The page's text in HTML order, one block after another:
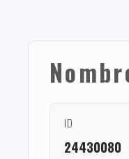
ID
24430080